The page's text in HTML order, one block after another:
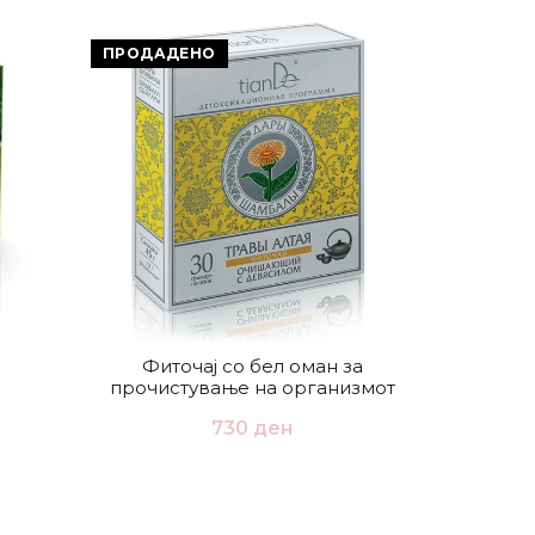
ПРОДАДЕНО
Фиточај со бел оман за
прочистување на организмот
730 ден